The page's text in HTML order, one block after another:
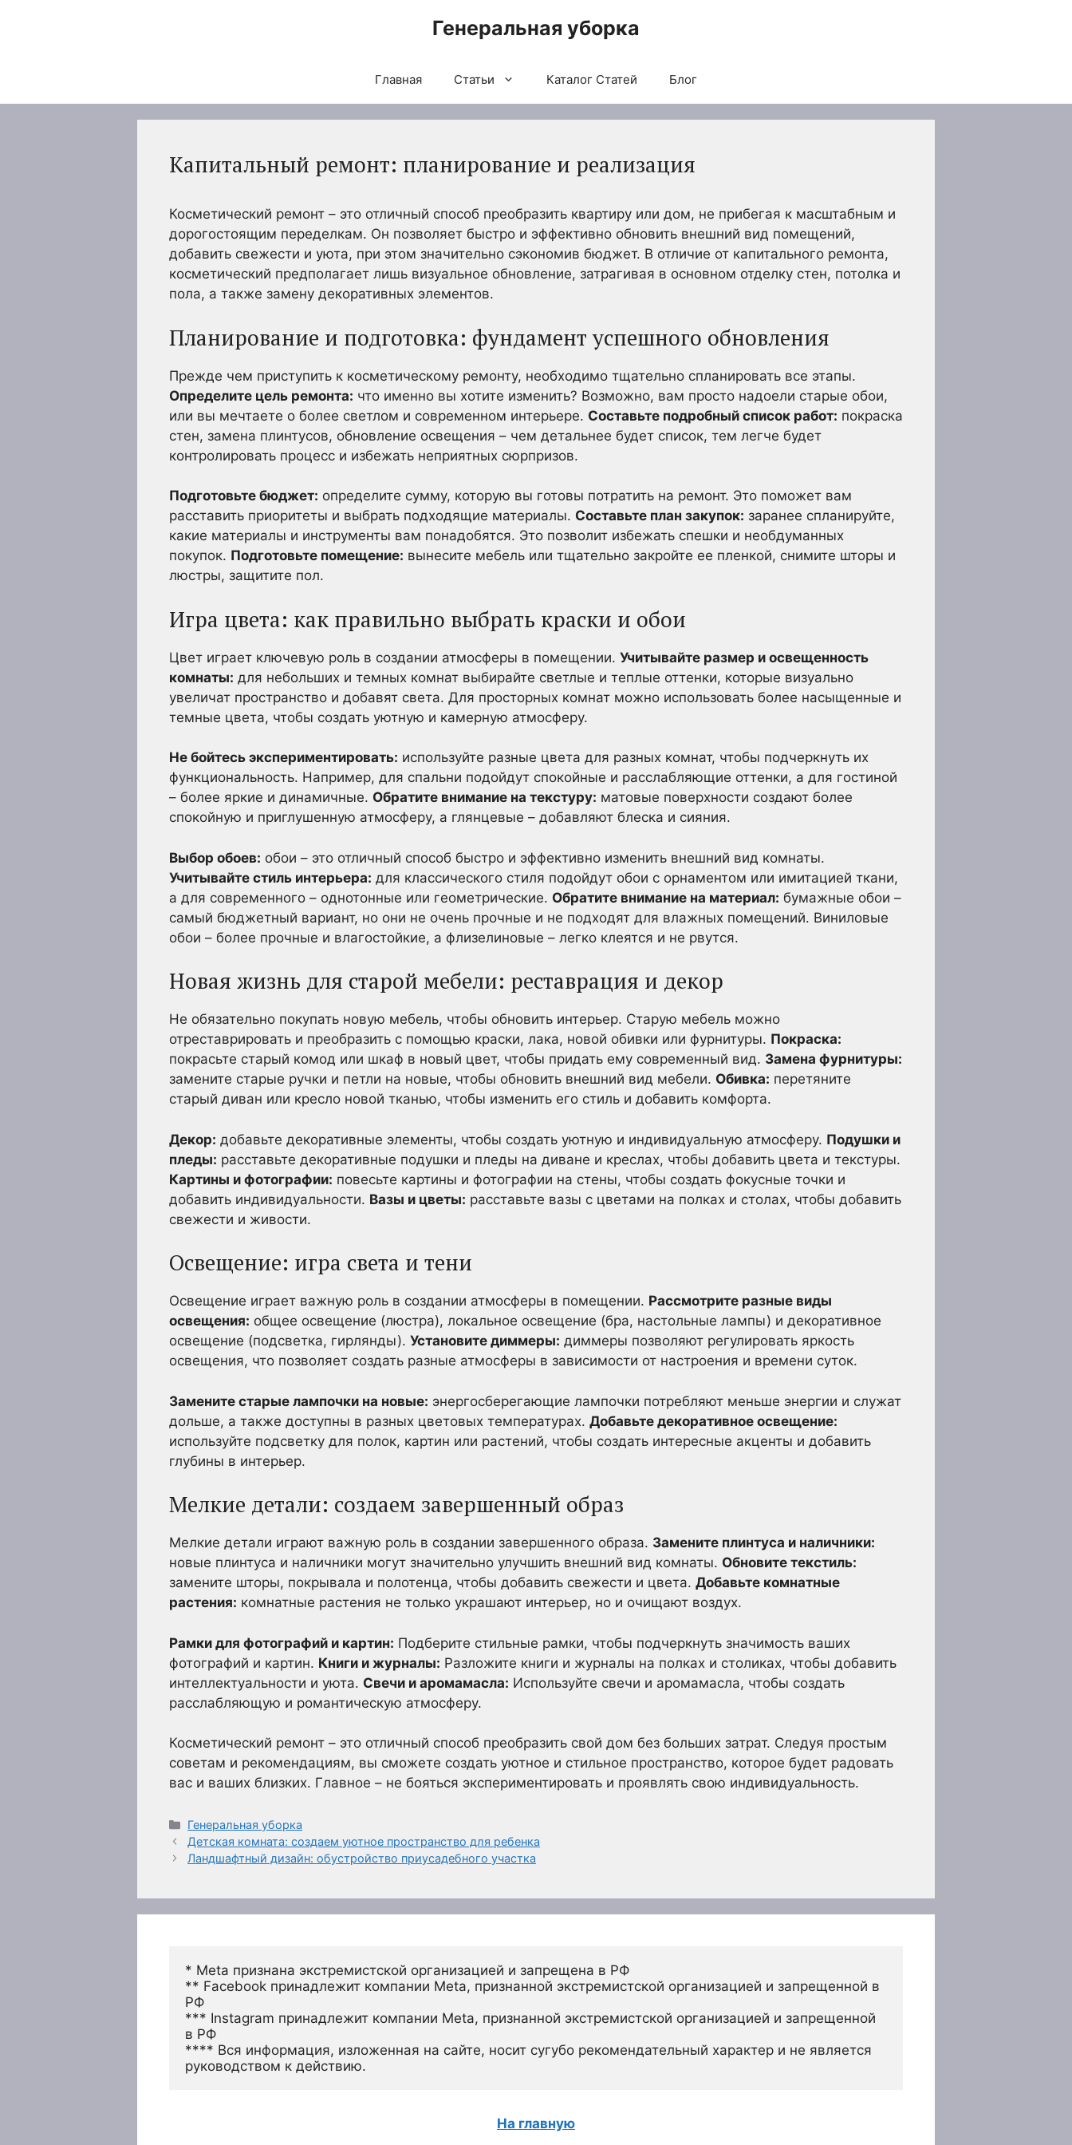
Генеральная уборка
Главная Статьи Каталог Статей Блог
Капитальный ремонт: планирование и реализация
Косметический ремонт – это отличный способ преобразить квартиру или дом, не прибегая к масштабным и
дорогостоящим переделкам. Он позволяет быстро и эффективно обновить внешний вид помещений,
добавить свежести и уюта, при этом значительно сэкономив бюджет. В отличие от капитального ремонта,
косметический предполагает лишь визуальное обновление, затрагивая в основном отделку стен, потолка и
пола, а также замену декоративных элементов.
Планирование и подготовка: фундамент успешного обновления
Прежде чем приступить к косметическому ремонту, необходимо тщательно спланировать все этапы.
Определите цель ремонта: что именно вы хотите изменить? Возможно, вам просто надоели старые обои,
или вы мечтаете о более светлом и современном интерьере. Составьте подробный список работ: покраска
стен, замена плинтусов, обновление освещения – чем детальнее будет список, тем легче будет
контролировать процесс и избежать неприятных сюрпризов.
Подготовьте бюджет: определите сумму, которую вы готовы потратить на ремонт. Это поможет вам
расставить приоритеты и выбрать подходящие материалы. Составьте план закупок: заранее спланируйте,
какие материалы и инструменты вам понадобятся. Это позволит избежать спешки и необдуманных
покупок. Подготовьте помещение: вынесите мебель или тщательно закройте ее пленкой, снимите шторы и
люстры, защитите пол.
Игра цвета: как правильно выбрать краски и обои
Цвет играет ключевую роль в создании атмосферы в помещении. Учитывайте размер и освещенность
комнаты: для небольших и темных комнат выбирайте светлые и теплые оттенки, которые визуально
увеличат пространство и добавят света. Для просторных комнат можно использовать более насыщенные и
темные цвета, чтобы создать уютную и камерную атмосферу.
Не бойтесь экспериментировать: используйте разные цвета для разных комнат, чтобы подчеркнуть их
функциональность. Например, для спальни подойдут спокойные и расслабляющие оттенки, а для гостиной
– более яркие и динамичные. Обратите внимание на текстуру: матовые поверхности создают более
спокойную и приглушенную атмосферу, а глянцевые – добавляют блеска и сияния.
Выбор обоев: обои – это отличный способ быстро и эффективно изменить внешний вид комнаты.
Учитывайте стиль интерьера: для классического стиля подойдут обои с орнаментом или имитацией ткани,
а для современного – однотонные или геометрические. Обратите внимание на материал: бумажные обои –
самый бюджетный вариант, но они не очень прочные и не подходят для влажных помещений. Виниловые
обои – более прочные и влагостойкие, а флизелиновые – легко клеятся и не рвутся.
Новая жизнь для старой мебели: реставрация и декор
Не обязательно покупать новую мебель, чтобы обновить интерьер. Старую мебель можно
отреставрировать и преобразить с помощью краски, лака, новой обивки или фурнитуры. Покраска:
покрасьте старый комод или шкаф в новый цвет, чтобы придать ему современный вид. Замена фурнитуры:
замените старые ручки и петли на новые, чтобы обновить внешний вид мебели. Обивка: перетяните
старый диван или кресло новой тканью, чтобы изменить его стиль и добавить комфорта.
Декор: добавьте декоративные элементы, чтобы создать уютную и индивидуальную атмосферу. Подушки и
пледы: расставьте декоративные подушки и пледы на диване и креслах, чтобы добавить цвета и текстуры.
Картины и фотографии: повесьте картины и фотографии на стены, чтобы создать фокусные точки и
добавить индивидуальности. Вазы и цветы: расставьте вазы с цветами на полках и столах, чтобы добавить
свежести и живости.
Освещение: игра света и тени
Освещение играет важную роль в создании атмосферы в помещении. Рассмотрите разные виды
освещения: общее освещение (люстра), локальное освещение (бра, настольные лампы) и декоративное
освещение (подсветка, гирлянды). Установите диммеры: диммеры позволяют регулировать яркость
освещения, что позволяет создать разные атмосферы в зависимости от настроения и времени суток.
Замените старые лампочки на новые: энергосберегающие лампочки потребляют меньше энергии и служат
дольше, а также доступны в разных цветовых температурах. Добавьте декоративное освещение:
используйте подсветку для полок, картин или растений, чтобы создать интересные акценты и добавить
глубины в интерьер.
Мелкие детали: создаем завершенный образ
Мелкие детали играют важную роль в создании завершенного образа. Замените плинтуса и наличники:
новые плинтуса и наличники могут значительно улучшить внешний вид комнаты. Обновите текстиль:
замените шторы, покрывала и полотенца, чтобы добавить свежести и цвета. Добавьте комнатные
растения: комнатные растения не только украшают интерьер, но и очищают воздух.
Рамки для фотографий и картин: Подберите стильные рамки, чтобы подчеркнуть значимость ваших
фотографий и картин. Книги и журналы: Разложите книги и журналы на полках и столиках, чтобы добавить
интеллектуальности и уюта. Свечи и аромамасла: Используйте свечи и аромамасла, чтобы создать
расслабляющую и романтическую атмосферу.
Косметический ремонт – это отличный способ преобразить свой дом без больших затрат. Следуя простым
советам и рекомендациям, вы сможете создать уютное и стильное пространство, которое будет радовать
вас и ваших близких. Главное – не бояться экспериментировать и проявлять свою индивидуальность.
Рубрики
Генеральная уборка
Детская комната: создаем уютное пространство для ребенка
Ландшафтный дизайн: обустройство приусадебного участка
* Meta признана экстремистской организацией и запрещена в РФ
** Facebook принадлежит компании Meta, признанной экстремистской организацией и запрещенной в
РФ
*** Instagram принадлежит компании Meta, признанной экстремистской организацией и запрещенной
в РФ
**** Вся информация, изложенная на сайте, носит сугубо рекомендательный характер и не является
руководством к действию.
На главную